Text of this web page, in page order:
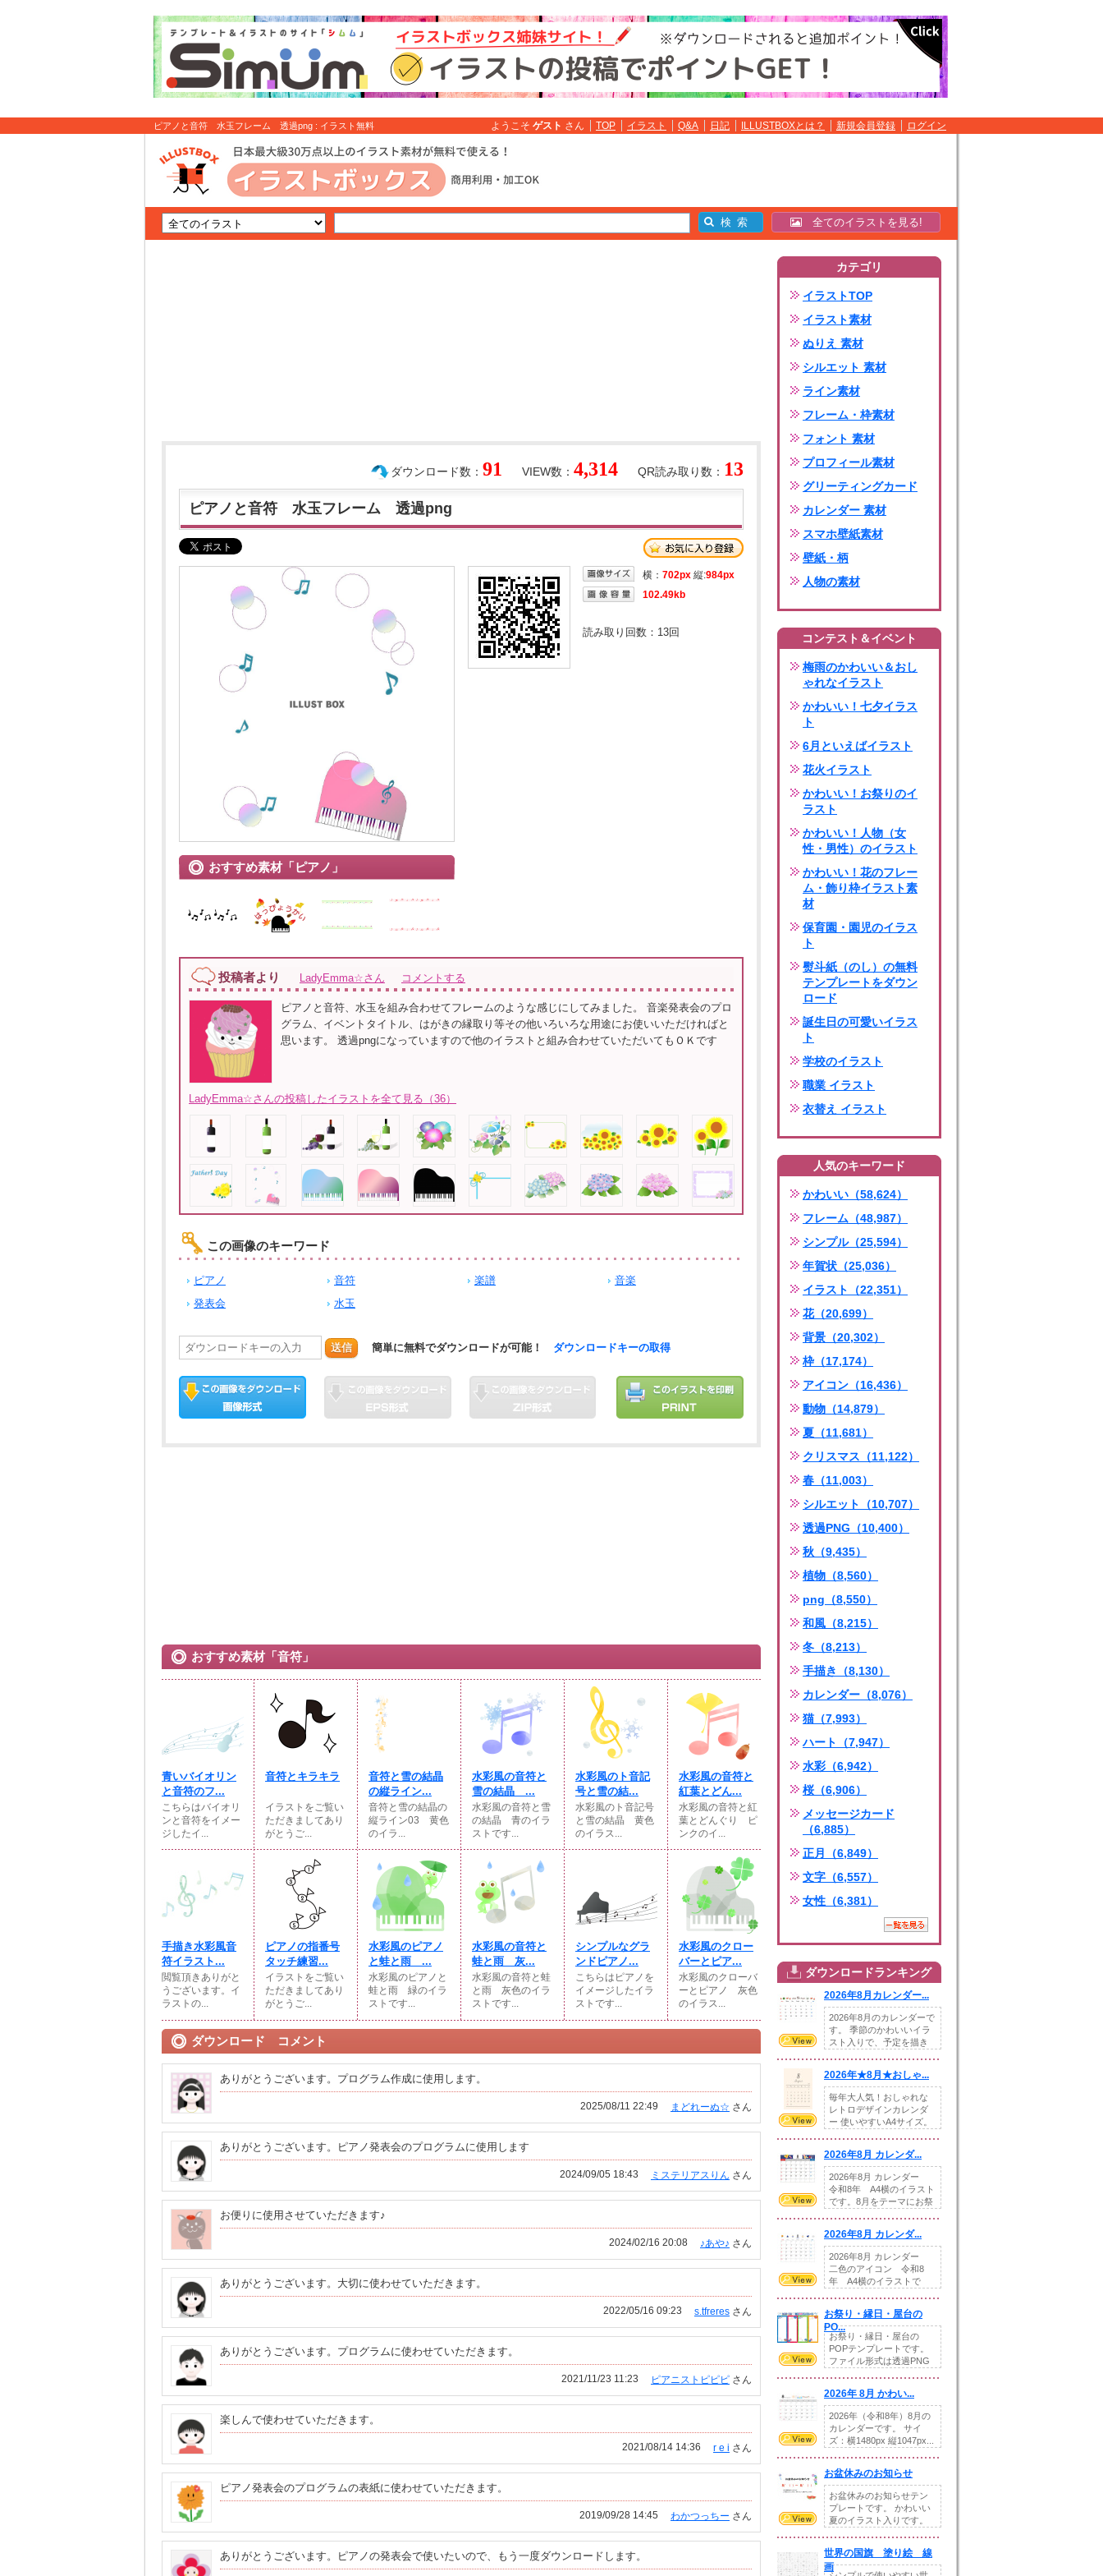
ピアノと音符 水玉フレーム 透過png : イラスト無料 ようこそ ゲスト さん TOP イラスト Q&A 日記 ILLUSTBOXとは？ 新規会員登録 ログイン
全てのイラストを見る!
QR読み取り数： 13
VIEW数： 4,314
ダウンロード数： 91
ピアノと音符 水玉フレーム 透過png
おすすめ素材「ピアノ」
横： 702px 縦:984px
102.49kb
読み取り回数： 13回
投稿者より LadyEmma☆さん コメントする
ピアノと音符、水玉を組み合わせてフレームのような感じにしてみました。 音楽発表会のプロ
グラム、イベントタイトル、はがきの縁取り等その他いろいろな用途にお使いいただければと
思います。 透過pngになっていますので他のイラストと組み合わせていただいてもＯＫです
LadyEmma☆さんの投稿したイラストを全て見る（36）
この画像のキーワード
ピアノ 音符 楽譜
音楽
発表会
水玉
送信 簡単に無料でダウンロードが可能！ ダウンロードキーの取得
おすすめ素材「音符」
青いバイオリン
と音符のフ...
こちらはバイオリ
ンと音符をイメー
ジしたイ...
音符とキラキラ
イラストをご覧い
ただきましてあり
がとうご...
音符と雪の結晶
の縦ライン...
音符と雪の結晶の
縦ライン03 黄色
のイラ...
水彩風の音符と
雪の結晶 ...
水彩風の音符と雪
の結晶 青のイラ
ストです...
水彩風のト音記
号と雪の結...
水彩風のト音記号
と雪の結晶 黄色
のイラス...
水彩風の音符と
紅葉とどん...
水彩風の音符と紅
葉とどんぐり ピ
ンクのイ...
手描き水彩風音
符イラスト...
閲覧頂きありがと
うございます。イ
ラストの...
ピアノの指番号
タッチ練習...
イラストをご覧い
ただきましてあり
がとうご...
水彩風のピアノ
と蛙と雨 ...
水彩風のピアノと
蛙と雨 緑のイラ
ストです...
水彩風の音符と
蛙と雨 灰...
水彩風の音符と蛙
と雨 灰色のイラ
ストです...
シンプルなグラ
ンドピアノ...
こちらはピアノを
イメージしたイラ
ストです...
水彩風のクロー
バーとピア...
水彩風のクローバ
ーとピアノ 灰色
のイラス...
ダウンロード コメント
ありがとうございます。プログラム作成に使用します。
まどれーぬ☆ さん
2025/08/11 22:49
ありがとうございます。ピアノ発表会のプログラムに使用します
ミステリアスりん さん
2024/09/05 18:43
お便りに使用させていただきます♪
♪あや♪ さん
2024/02/16 20:08
ありがとうございます。大切に使わせていただきます。
s.tfreres さん
2022/05/16 09:23
ありがとうございます。プログラムに使わせていただきます。
ピアニストピピピ さん
2021/11/23 11:23
楽しんで使わせていただきます。
r e i さん
2021/08/14 14:36
ピアノ発表会のプログラムの表紙に使わせていただきます。
わかつっちー さん
2019/09/28 14:45
ありがとうございます。ピアノの発表会で使いたいので、もう一度ダウンロードします。
カテゴリ
イラストTOP
イラスト素材
ぬりえ 素材
シルエット 素材
ライン素材
フレーム・枠素材
フォント 素材
プロフィール素材
グリーティングカード
カレンダー 素材
スマホ壁紙素材
壁紙・柄
人物の素材
コンテスト＆イベント
梅雨のかわいい＆おし
ゃれなイラスト
かわいい！七夕イラス
ト
6月といえばイラスト
花火イラスト
かわいい！お祭りのイ
ラスト
かわいい！人物（女
性・男性）のイラスト
かわいい！花のフレー
ム・飾り枠イラスト素
材
保育園・園児のイラス
ト
熨斗紙（のし）の無料
テンプレートをダウン
ロード
誕生日の可愛いイラス
ト
学校のイラスト
職業 イラスト
衣替え イラスト
人気のキーワード
かわいい（58,624）
フレーム（48,987）
シンプル（25,594）
年賀状（25,036）
イラスト（22,351）
花（20,699）
背景（20,302）
枠（17,174）
アイコン（16,436）
動物（14,879）
夏（11,681）
クリスマス（11,122）
春（11,003）
シルエット（10,707）
透過PNG（10,400）
秋（9,435）
植物（8,560）
png（8,550）
和風（8,215）
冬（8,213）
手描き（8,130）
カレンダー（8,076）
猫（7,993）
ハート（7,947）
水彩（6,942）
桜（6,906）
メッセージカード
（6,885）
正月（6,849）
文字（6,557）
女性（6,381）
ダウンロードランキング
2026年8月カレンダー...
2026年8月のカレンダーで
す。 季節のかわいいイラ
スト入りで、予定を描き
2026年★8月★おしゃ...
毎年大人気！おしゃれな
レトロデザインカレンダ
ー 使いやすいA4サイズ。
2026年8月 カレンダ...
2026年8月 カレンダー
令和8年 A4横のイラスト
です。8月をテーマにお祭
2026年8月 カレンダ...
2026年8月 カレンダー
二色のアイコン 令和8
年 A4横のイラストで
お祭り・縁日・屋台の
PO...
お祭り・縁日・屋台の
POPテンプレートです。
ファイル形式は透過PNG
2026年 8月 かわい...
2026年（令和8年）8月の
カレンダーです。 サイ
ズ：横1480px 縦1047px...
お盆休みのお知らせ
お盆休みのお知らせテン
プレートです。 かわいい
夏のイラスト入りです。
世界の国旗 塗り絵 線
画